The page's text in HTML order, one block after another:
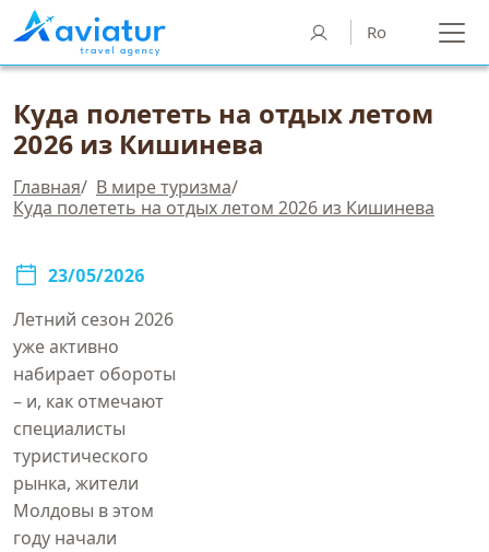
Ro
Куда полететь на отдых летом
2026 из Кишинева
Главная/ В мире туризма/
Куда полететь на отдых летом 2026 из Кишинева
23/05/2026
Летний сезон 2026
уже активно
набирает обороты
– и, как отмечают
специалисты
туристического
рынка, жители
Молдовы в этом
году начали